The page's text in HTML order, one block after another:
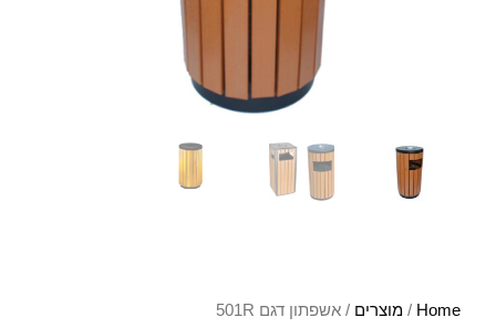
Home
/מוצרים / אשפתון דגם 501R